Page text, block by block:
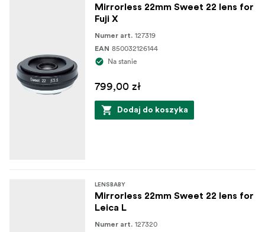
Mirrorless 22mm Sweet 22 lens for
Fuji X
Numer art. 127319
EAN 850032126144
Na stanie
799,00 zł
Dodaj do koszyka
LENSBABY
Mirrorless 22mm Sweet 22 lens for
Leica L
Numer art. 127320